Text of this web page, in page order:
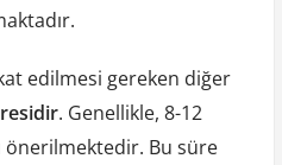
edilmesi gereken diğer
. Genellikle, 8-12
önerilmektedir. Bu süre